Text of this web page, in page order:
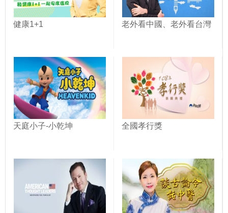
健康1+1 老外看中國、老外看台灣
天庭小子-小乾坤 全國孝行獎